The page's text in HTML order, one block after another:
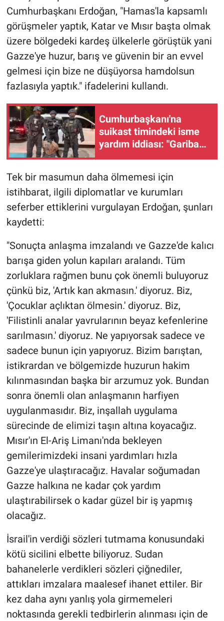
Cumhurbaşkanı Erdoğan, "Hamas'la kapsamlı
görüşmeler yaptık, Katar ve Mısır başta olmak
üzere bölgedeki kardeş ülkelerle görüştük yani
Gazze'ye huzur, barış ve güvenin bir an evvel
gelmesi için bize ne düşüyorsa hamdolsun
fazlasıyla yaptık." ifadelerini kullandı.
Cumhurbaşkanı'na
suikast timindeki isme
yardım iddiası: "Gariban
Tek bir masumun daha ölmemesi için
istihbarat, ilgili diplomatlar ve kurumları
seferber ettiklerini vurgulayan Erdoğan, şunları
kaydetti:
"Sonuçta anlaşma imzalandı ve Gazze'de kalıcı
barışa giden yolun kapıları aralandı. Tüm
zorluklara rağmen bunu çok önemli buluyoruz
çünkü biz, 'Artık kan akmasın.' diyoruz. Biz,
'Çocuklar açlıktan ölmesin.' diyoruz. Biz,
'Filistinli analar yavrularının beyaz kefenlerine
sarılmasın.' diyoruz. Ne yapıyorsak sadece ve
sadece bunun için yapıyoruz. Bizim barıştan,
istikrardan ve bölgemizde huzurun hakim
kılınmasından başka bir arzumuz yok. Bundan
sonra önemli olan anlaşmanın harfiyen
uygulanmasıdır. Biz, inşallah uygulama
sürecinde de elimizi taşın altına koyacağız.
Mısır'ın El-Ariş Limanı'nda bekleyen
gemilerimizdeki insani yardımları hızla
Gazze'ye ulaştıracağız. Havalar soğumadan
Gazze halkına ne kadar çok yardım
ulaştırabilirsek o kadar güzel bir iş yapmış
olacağız.
İsrail'in verdiği sözleri tutmama konusundaki
kötü sicilini elbette biliyoruz. Sudan
bahanelerle verdikleri sözleri çiğnediler,
attıkları imzalara maalesef ihanet ettiler. Bir
kez daha aynı yanlış yola girmemeleri
noktasında gerekli tedbirlerin alınması için de